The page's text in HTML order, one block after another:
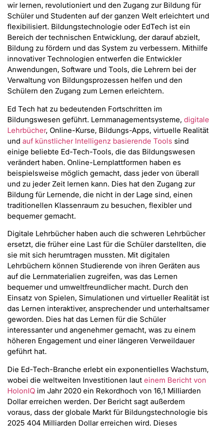
wir lernen, revolutioniert und den Zugang zur Bildung für
Schüler und Studenten auf der ganzen Welt erleichtert und
flexibilisiert. Bildungstechnologie oder EdTech ist ein
Bereich der technischen Entwicklung, der darauf abzielt,
Bildung zu fördern und das System zu verbessern. Mithilfe
innovativer Technologien entwerfen die Entwickler
Anwendungen, Software und Tools, die Lehrern bei der
Verwaltung von Bildungsprozessen helfen und den
Schülern den Zugang zum Lernen erleichtern.
Ed Tech hat zu bedeutenden Fortschritten im
Bildungswesen geführt. Lernmanagementsysteme, digitale
Lehrbücher, Online-Kurse, Bildungs-Apps, virtuelle Realität
und auf künstlicher Intelligenz basierende Tools sind
einige beliebte Ed-Tech-Tools, die das Bildungswesen
verändert haben. Online-Lernplattformen haben es
beispielsweise möglich gemacht, dass jeder von überall
und zu jeder Zeit lernen kann. Dies hat den Zugang zur
Bildung für Lernende, die nicht in der Lage sind, einen
traditionellen Klassenraum zu besuchen, flexibler und
bequemer gemacht.
Digitale Lehrbücher haben auch die schweren Lehrbücher
ersetzt, die früher eine Last für die Schüler darstellten, die
sie mit sich herumtragen mussten. Mit digitalen
Lehrbüchern können Studierende von ihren Geräten aus
auf die Lernmaterialien zugreifen, was das Lernen
bequemer und umweltfreundlicher macht. Durch den
Einsatz von Spielen, Simulationen und virtueller Realität ist
das Lernen interaktiver, ansprechender und unterhaltsamer
geworden. Dies hat das Lernen für die Schüler
interessanter und angenehmer gemacht, was zu einem
höheren Engagement und einer längeren Verweildauer
geführt hat.
Die Ed-Tech-Branche erlebt ein exponentielles Wachstum,
wobei die weltweiten Investitionen laut einem Bericht von
HolonIQ im Jahr 2020 ein Rekordhoch von 16,1 Milliarden
Dollar erreichen werden. Der Bericht sagt außerdem
voraus, dass der globale Markt für Bildungstechnologie bis
2025 404 Milliarden Dollar erreichen wird. Dieses